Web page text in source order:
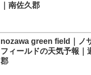
｜南佐久郡
nozawa green field｜ノ
フィールドの天気予報｜
郡